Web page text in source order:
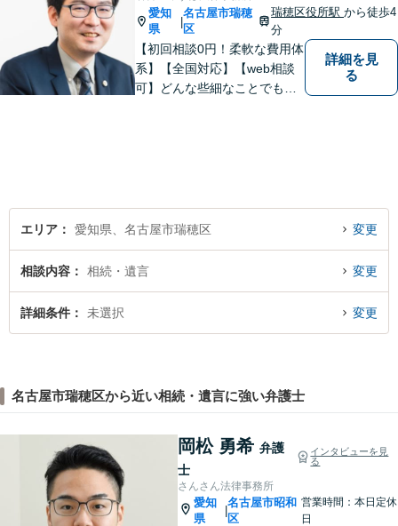
愛知
県
|
名古屋市瑞穂
区
瑞穂区役所駅から徒歩4
分
【初回相談0円！柔軟な費用体
系】【全国対応】【web相談
可】どんな些細なことでもお
詳細を見
る
エリア 愛知県、名古屋市瑞穂区 変更
相談内容 相続・遺言 変更
詳細条件 未選択 変更
名古屋市瑞穂区から近い相続・遺言に強い弁護士
岡松 勇希 弁護
士
インタビューを見
る
さんさん法律事務所
愛知
県
|
名古屋市昭和
区
営業時間：本日定休
日